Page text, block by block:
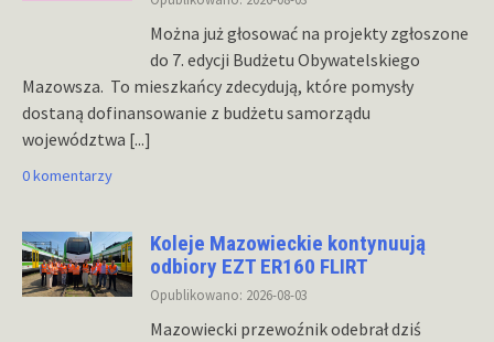
Można już głosować na projekty zgłoszone
do 7. edycji Budżetu Obywatelskiego
Mazowsza. To mieszkańcy zdecydują, które pomysły
dostaną dofinansowanie z budżetu samorządu
województwa [...]
0 komentarzy
Koleje Mazowieckie kontynuują
odbiory EZT ER160 FLIRT
Opublikowano: 2026-08-03
Mazowiecki przewoźnik odebrał dziś